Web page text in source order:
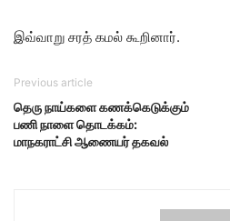
இவ்வாறு சரத் கமல் கூறினார்.
Previous article
தெரு நாய்களை கணக்கெடுக்கும்
பணி நாளை தொடக்கம்:
மாநகராட்சி ஆணையர் தகவல்